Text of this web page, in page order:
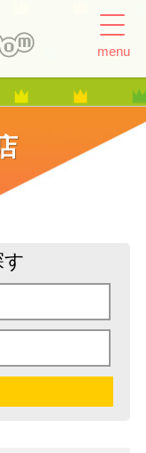
menu